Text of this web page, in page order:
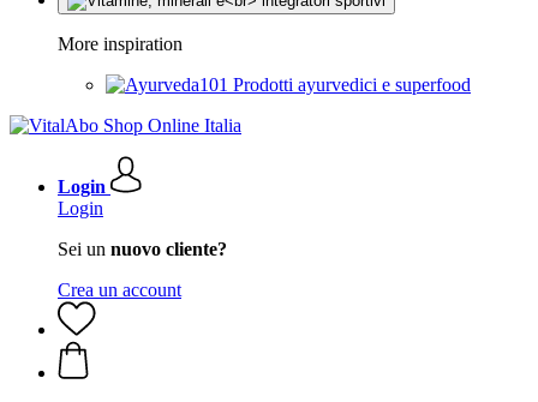
More inspiration
Prodotti ayurvedici e superfood
Login
Login
Sei un nuovo cliente?
Crea un account